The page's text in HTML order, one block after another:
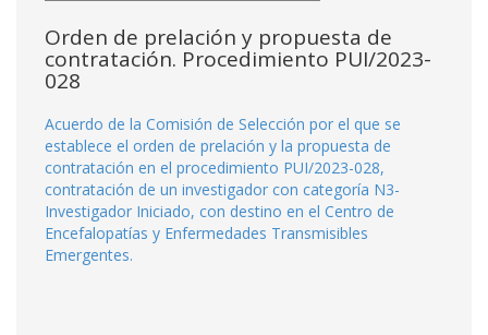
Orden de prelación y propuesta de
contratación. Procedimiento PUI/2023-
028
Acuerdo de la Comisión de Selección por el que se
establece el orden de prelación y la propuesta de
contratación en el procedimiento PUI/2023-028,
contratación de un investigador con categoría N3-
Investigador Iniciado, con destino en el Centro de
Encefalopatías y Enfermedades Transmisibles
Emergentes.